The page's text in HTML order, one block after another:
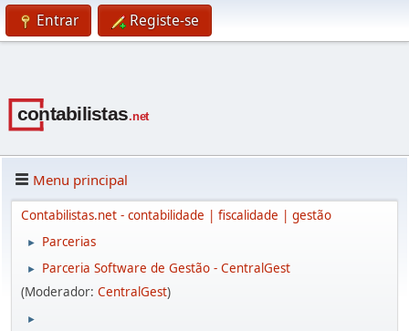
Entrar Registe-se
Menu principal
Contabilistas.net - contabilidade | fiscalidade | gestão
► Parcerias
►
Parceria Software de Gestão - CentralGest
(Moderador: CentralGest)
►